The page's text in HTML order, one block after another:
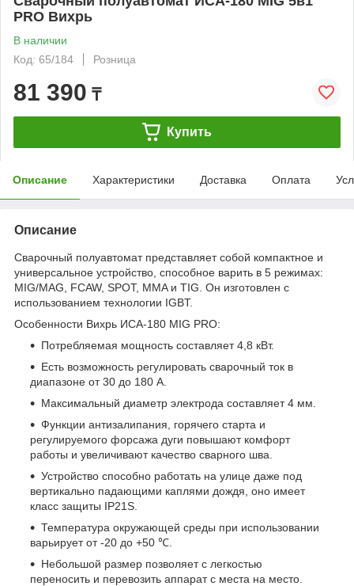
PRO Вихрь
В наличии
Код: 65/184
Розница
81 390 ₸
Купить
Описание Характеристики Доставка Оплата
Описание
Сварочный полуавтомат представляет собой компактное и
универсальное устройство, способное варить в 5 режимах:
MIG/MAG, FCAW, SPOT, MМA и TIG. Он изготовлен с
использованием технологии IGBT.
Особенности Вихрь ИСА-180 MIG PRO:
Потребляемая мощность составляет 4,8 кВт.
Есть возможность регулировать сварочный ток в
диапазоне от 30 до 180 А.
Максимальный диаметр электрода составляет 4 мм.
Функции антизалипания, горячего старта и
регулируемого форсажа дуги повышают комфорт
работы и увеличивают качество сварного шва.
Устройство способно работать на улице даже под
вертикально падающими каплями дождя, оно имеет
класс защиты IP21S.
Температура окружающей среды при использовании
варьирует от -20 до +50 ℃.
Небольшой размер позволяет с легкостью
переносить и перевозить аппарат с места на место.